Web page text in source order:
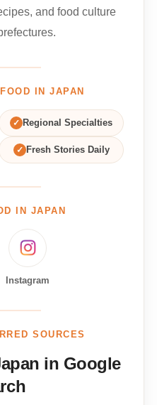
and food culture
IN JAPAN
✓ Regional Specialties
✓ Fresh Stories Daily
IN JAPAN
Instagram
SOURCES
in Google